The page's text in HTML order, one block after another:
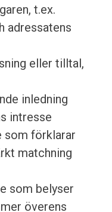
t.ex.
adressatens
eller tilltal,
inledning
intresse
förklarar
matchning
som belyser
överens